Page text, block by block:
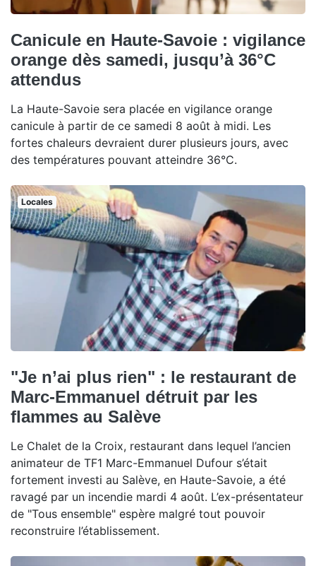
Canicule en Haute-Savoie : vigilance
orange dès samedi, jusqu’à 36°C
attendus
La Haute-Savoie sera placée en vigilance orange
canicule à partir de ce samedi 8 août à midi. Les
fortes chaleurs devraient durer plusieurs jours, avec
des températures pouvant atteindre 36°C.
Locales
"Je n’ai plus rien" : le restaurant de
Marc-Emmanuel détruit par les
flammes au Salève
Le Chalet de la Croix, restaurant dans lequel l’ancien
animateur de TF1 Marc-Emmanuel Dufour s’était
fortement investi au Salève, en Haute-Savoie, a été
ravagé par un incendie mardi 4 août. L’ex-présentateur
de "Tous ensemble" espère malgré tout pouvoir
reconstruire l’établissement.